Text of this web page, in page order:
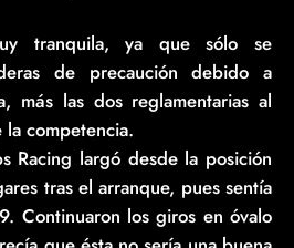
tranquila, ya que sólo se
de precaución debido a
más las dos reglamentarias al
competencia.
Racing largó desde la posición
tras el arranque, pues sentía
Continuaron los giros en óvalo